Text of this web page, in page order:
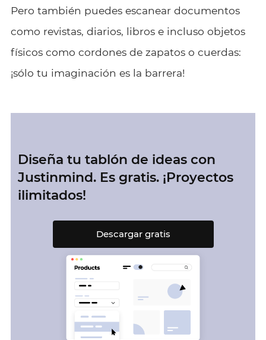
Pero también puedes escanear documentos
como revistas, diarios, libros e incluso objetos
físicos como cordones de zapatos o cuerdas:
¡sólo tu imaginación es la barrera!
Diseña tu tablón de ideas con
Justinmind. Es gratis. ¡Proyectos
ilimitados!
Descargar gratis